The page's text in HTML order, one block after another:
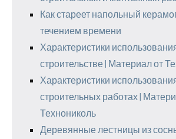
Как стареет напольный
течением времени
Характеристики
строительстве | Материал от
Характеристики
строительных работах |
Технониколь
Деревянные лестницы из